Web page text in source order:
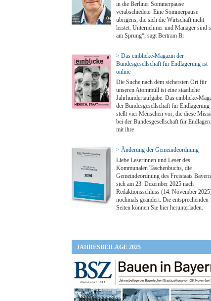
in die Berliner Sommerpause
verabschiedete. Eine Sommerpause
übrigens, die sich die Wirtschaft nicht
leistet. Unternehmer und Manager sind
am Sprung“, sagt Bertram Br
> Das einblicke-Magazin der
Bundesgesellschaft für Endlagerung ist
online
Die Suche nach dem sichersten Ort für
unseren Atommüll ist eine staatliche
Jahrhundertaufgabe. Das einblicke-
der Bundesgesellschaft für Endlagerung
stellt vier Menschen vor, die diese
bei der Bundesgesellschaft für
mit ihre
> Änderung der Gemeindeordnung
Liebe Leserinnen und Leser des
Kommunalen Taschenbuchs, die
Gemeindeordnung des Freistaats
sich am 23. Dezember 2025 nach
Redaktionsschluss (14. November
nochmals geändert. Die entsprechenden
Seiten können Sie hier herunterladen.
JAHRESBEILAGE 2025